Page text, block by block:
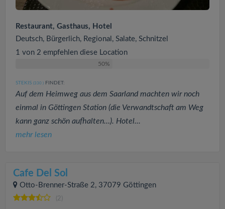
Restaurant, Gasthaus, Hotel
Deutsch, Bürgerlich, Regional, Salate, Schnitzel
1 von 2 empfehlen diese Location
50%
STEKIS (330 ) FINDET:
Auf dem Heimweg aus dem Saarland machten wir noch
einmal in Göttingen Station (die Verwandtschaft am Weg
kann ganz schön aufhalten…). Hotel...
mehr lesen
Cafe Del Sol
Otto-Brenner-Straße 2, 37079 Göttingen
(2)